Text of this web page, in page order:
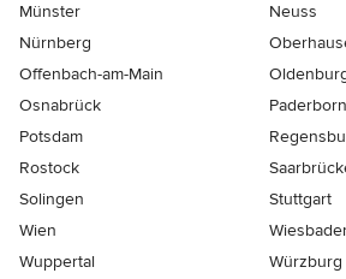
Münster
Neuss
Nürnberg
Offenbach-am-Main
Osnabrück
Paderborn
Potsdam
Rostock
Solingen
Stuttgart
Wien
Wuppertal
Würzburg